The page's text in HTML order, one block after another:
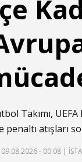
Takımı, UEFA
penaltı atışları
- 00:08 |